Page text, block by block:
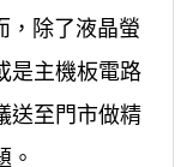
，除了液晶螢
是主機板電路
送至門市做精
。